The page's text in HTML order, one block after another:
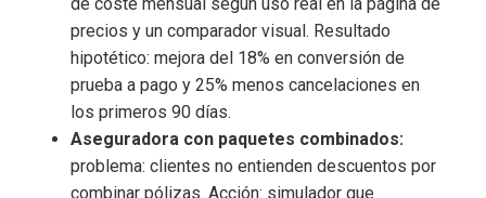
precios y un comparador visual. Resultado
hipotético: mejora del 18% en conversión de
prueba a pago y 25% menos cancelaciones en
los primeros 90 días.
Aseguradora con paquetes combinados:
problema: clientes no entienden descuentos por
combinar pólizas. Acción: simulador que